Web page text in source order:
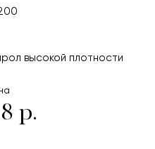
высокой плотности
р.